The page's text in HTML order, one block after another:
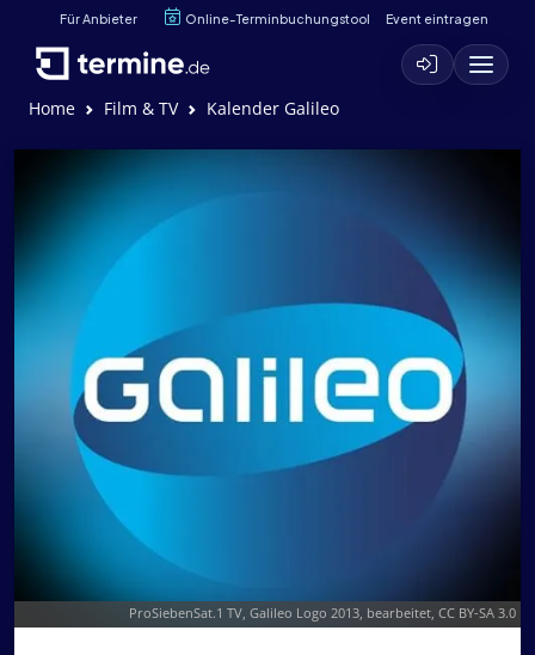
Für Anbieter Online-Terminbuchungstool Event eintragen
Home Film & TV Kalender Galileo
ProSiebenSat.1 TV, Galileo Logo 2013, bearbeitet, CC BY-SA 3.0